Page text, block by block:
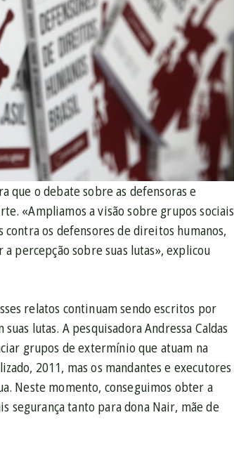
que o debate sobre as defensoras e
«Ampliamos a visão sobre grupos sociais
os defensores de direitos humanos,
percepção sobre suas lutas», explicou
relatos continuam sendo escritos por
lutas. A pesquisadora Andressa Caldas
grupos de extermínio que atuam na
2011, mas os mandantes e executores
Neste momento, conseguimos obter a
segurança tanto para dona Nair, mãe de